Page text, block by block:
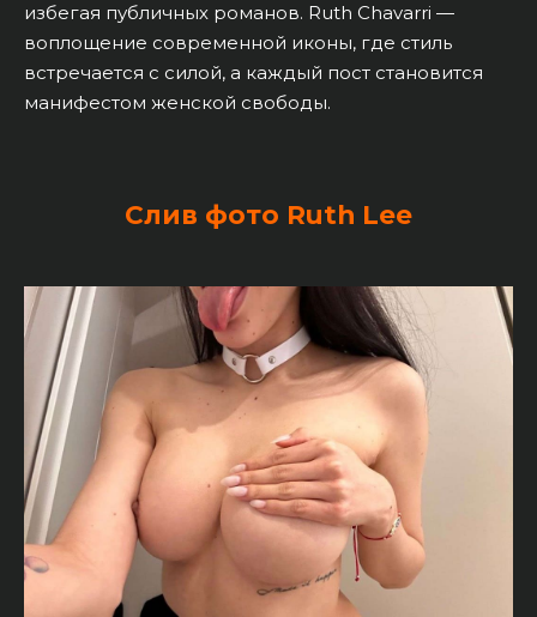
избегая публичных романов. Ruth Chavarri —
воплощение современной иконы, где стиль
встречается с силой, а каждый пост становится
манифестом женской свободы.
Слив фото Ruth Lee